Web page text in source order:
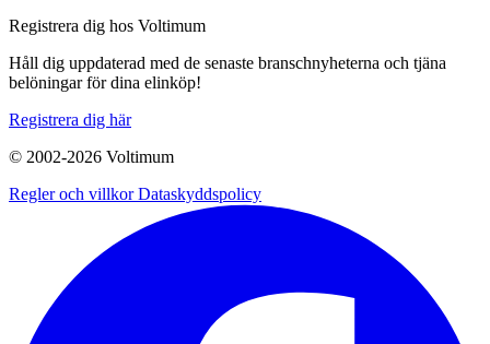
Registrera dig hos Voltimum
Håll dig uppdaterad med de senaste branschnyheterna och tjäna
belöningar för dina elinköp!
Registrera dig här
© 2002-2026 Voltimum
Regler och villkorDataskyddspolicy